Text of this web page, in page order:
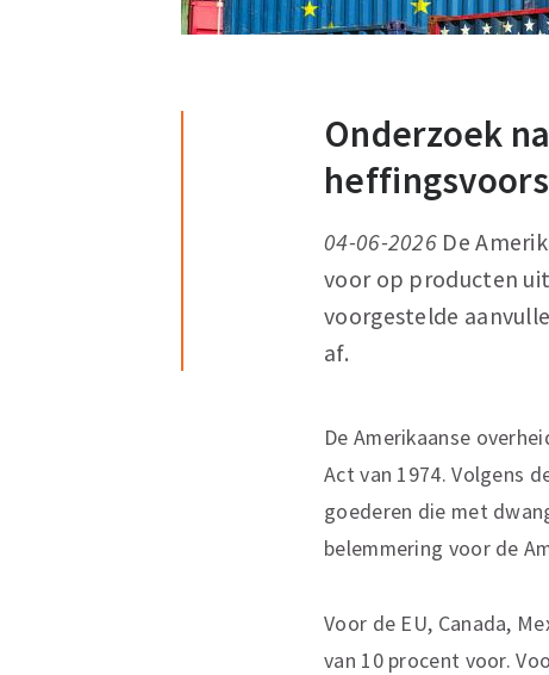
Onderzoek
04-06-2026 De
voor op producten
voorgestelde
af.
De Amerikaanse
Act van 1974. Volgens
goederen die met
belemmering voor de
Voor de EU, Canada,
van 10 procent voor.